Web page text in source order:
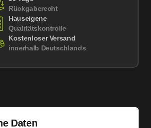
Rückgaberecht
Hauseigene
Qualitätskontrolle
Kostenloser Versand
innerhalb Deutschlands
Daten